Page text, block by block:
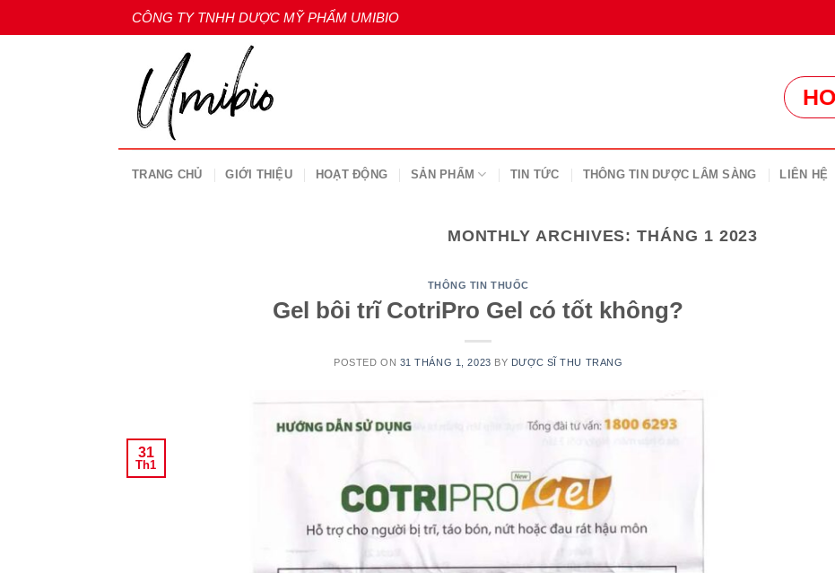
to
CÔNG TY TNHH DƯỢC MỸ PHẨM UMIBIO
TRANG CHỦ GIỚI THIỆU HOẠT ĐỘNG SẢN PHẨM TIN TỨC THÔNG TIN DƯỢC LÂM SÀNG LIÊN HỆ
MONTHLY ARCHIVES:THÁNG 1 2023
THÔNG TIN THUỐC
Gel bôi trĩ CotriPro Gel có tốt không?
POSTED ON 31 THÁNG 1, 2023 BY DƯỢC SĨ THU TRANG
31
Th1